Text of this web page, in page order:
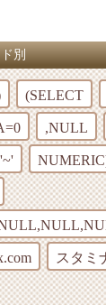
別
(SELECT
,NULL
スタミ